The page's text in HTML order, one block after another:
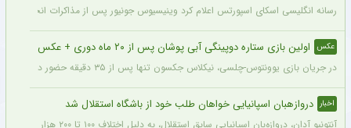
رسانه انگلیسی اسکای اسپورتس اعلام کرد وینیسیوس جونیور پس از مذاکرات انجام شده
عکس اولین بازی ستاره دوپینگی آبی پوشان پس از ۲۰ ماه دوری + عکس
در جریان بازی یوونتوس-چلسی، نیکلاس جکسون تنها پس از ۳۵ دقیقه حضور در زمین تعویض شد و در همین مسابقه میخایلو مودریک نخستین بازی خود را پس از ۲۰ ماه برای چلسی انجام داد.
اخبار دروازهبان اسپانیایی خواهان طلب خود از باشگاه استقلال شد
آنتونیو آدان، دروازه‌بان اسپانیایی سابق استقلال، به دلیل اختلاف ۱۰۰ تا ۲۰۰ هزار یورویی در مطالبات خود، قصد شکایت از باشگاه را دارد.